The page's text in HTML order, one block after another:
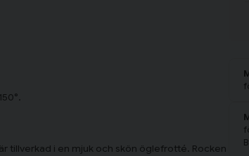
tillverkad i en mjuk och skön öglefrotté. Rocken